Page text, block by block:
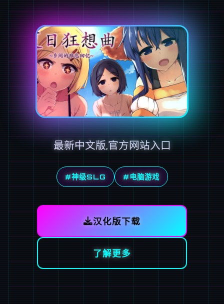
最新中文版,官方网站入口
#神级SLG #电脑游戏
汉化版下载
了解更多